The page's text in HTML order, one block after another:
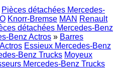
Pièces détachées Mercedes-
Knorr-Bremse MAN Renault
détachées Mercedes-Benz
Benz Actros » Barres
Essieux Mercedes-Benz
Benz Trucks Moyeux
Mercedes-Benz Trucks